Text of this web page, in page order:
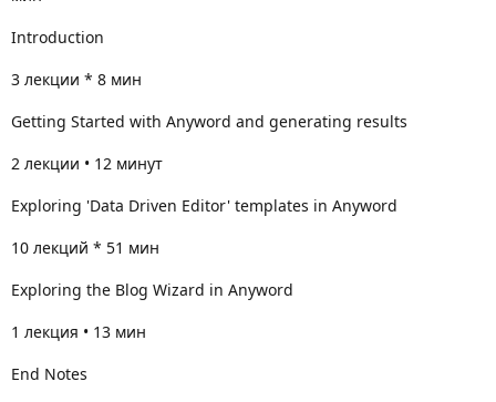
Introduction
3 лекции * 8 мин
Getting Started with Anyword and generating results
2 лекции • 12 минут
Exploring 'Data Driven Editor' templates in Anyword
10 лекций * 51 мин
Exploring the Blog Wizard in Anyword
1 лекция • 13 мин
End Notes